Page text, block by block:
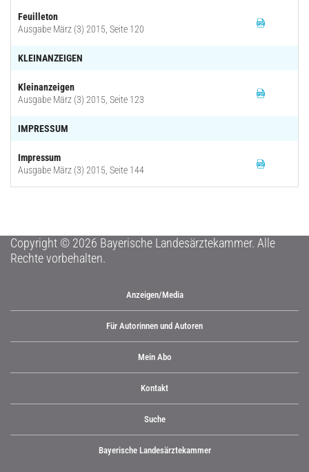
Feuilleton
Ausgabe März (3) 2015, Seite 120
KLEINANZEIGEN
Kleinanzeigen
Ausgabe März (3) 2015, Seite 123
IMPRESSUM
Impressum
Ausgabe März (3) 2015, Seite 144
Copyright © 2026 Bayerische Landesärztekammer. Alle
Rechte vorbehalten.
Anzeigen/Media
Für Autorinnen und Autoren
Mein Abo
Kontakt
Suche
Bayerische Landesärztekammer